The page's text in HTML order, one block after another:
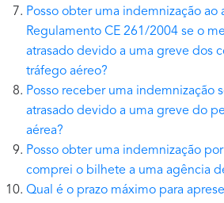
Posso obter uma indemnização ao
Regulamento CE 261/2004 se o
atrasado devido a uma greve dos
tráfego aéreo?
Posso receber uma indemnização
atrasado devido a uma greve do
aérea?
Posso obter uma indemnização
comprei o bilhete a uma agência
Qual é o prazo máximo para